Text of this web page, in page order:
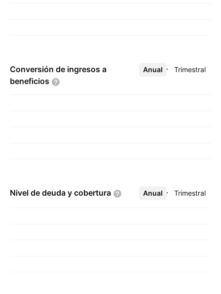
Conversión de ingresos a
beneficios
Anual Trimestral
Más
Nivel de deuda y cobertura Anual Trimestral
Más